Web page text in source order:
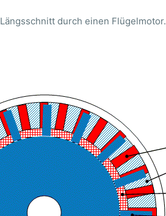
Längsschnitt durch einen Flügelmotor.